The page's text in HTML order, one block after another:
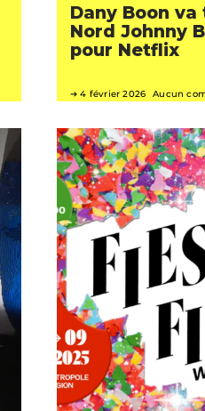
Dany Boon
Nord Johnny
pour Netflix
4 février 2026 Aucun